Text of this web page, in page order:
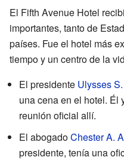
El Fifth Avenue Hotel
importantes, tanto de
países. Fue el hotel más
tiempo y un centro de la
El presidente Ulysses
una cena en el hotel. Él
reunión oficial allí.
El abogadoChester A.
presidente, tenía una